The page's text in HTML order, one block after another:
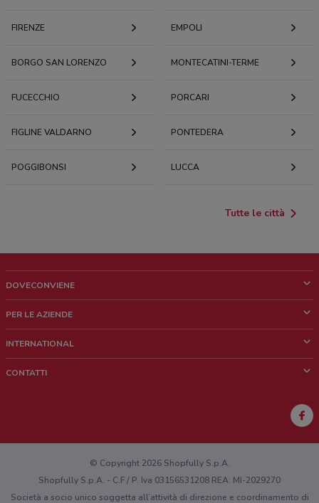
FIRENZE EMPOLI
BORGO SAN LORENZO MONTECATINI-TERME
FUCECCHIO PORCARI
FIGLINE VALDARNO PONTEDERA
POGGIBONSI LUCCA
Tutte le città
DOVECONVIENE
Chi siamo
Lavora con noi
PER LE AZIENDE
Richieste commerciali e marketing
INTERNATIONAL
CONTATTI
Hai un malfunzionamento sul web o sull'app?
© Copyright 2026 Shopfully S.p.A.
Shopfully S.p.A. - C.F / P. Iva 03156531208 REA: MI-2029270
Società a socio unico soggetta all’attività di direzione e coordinamento di